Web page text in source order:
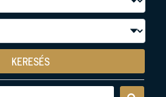
KERESÉS